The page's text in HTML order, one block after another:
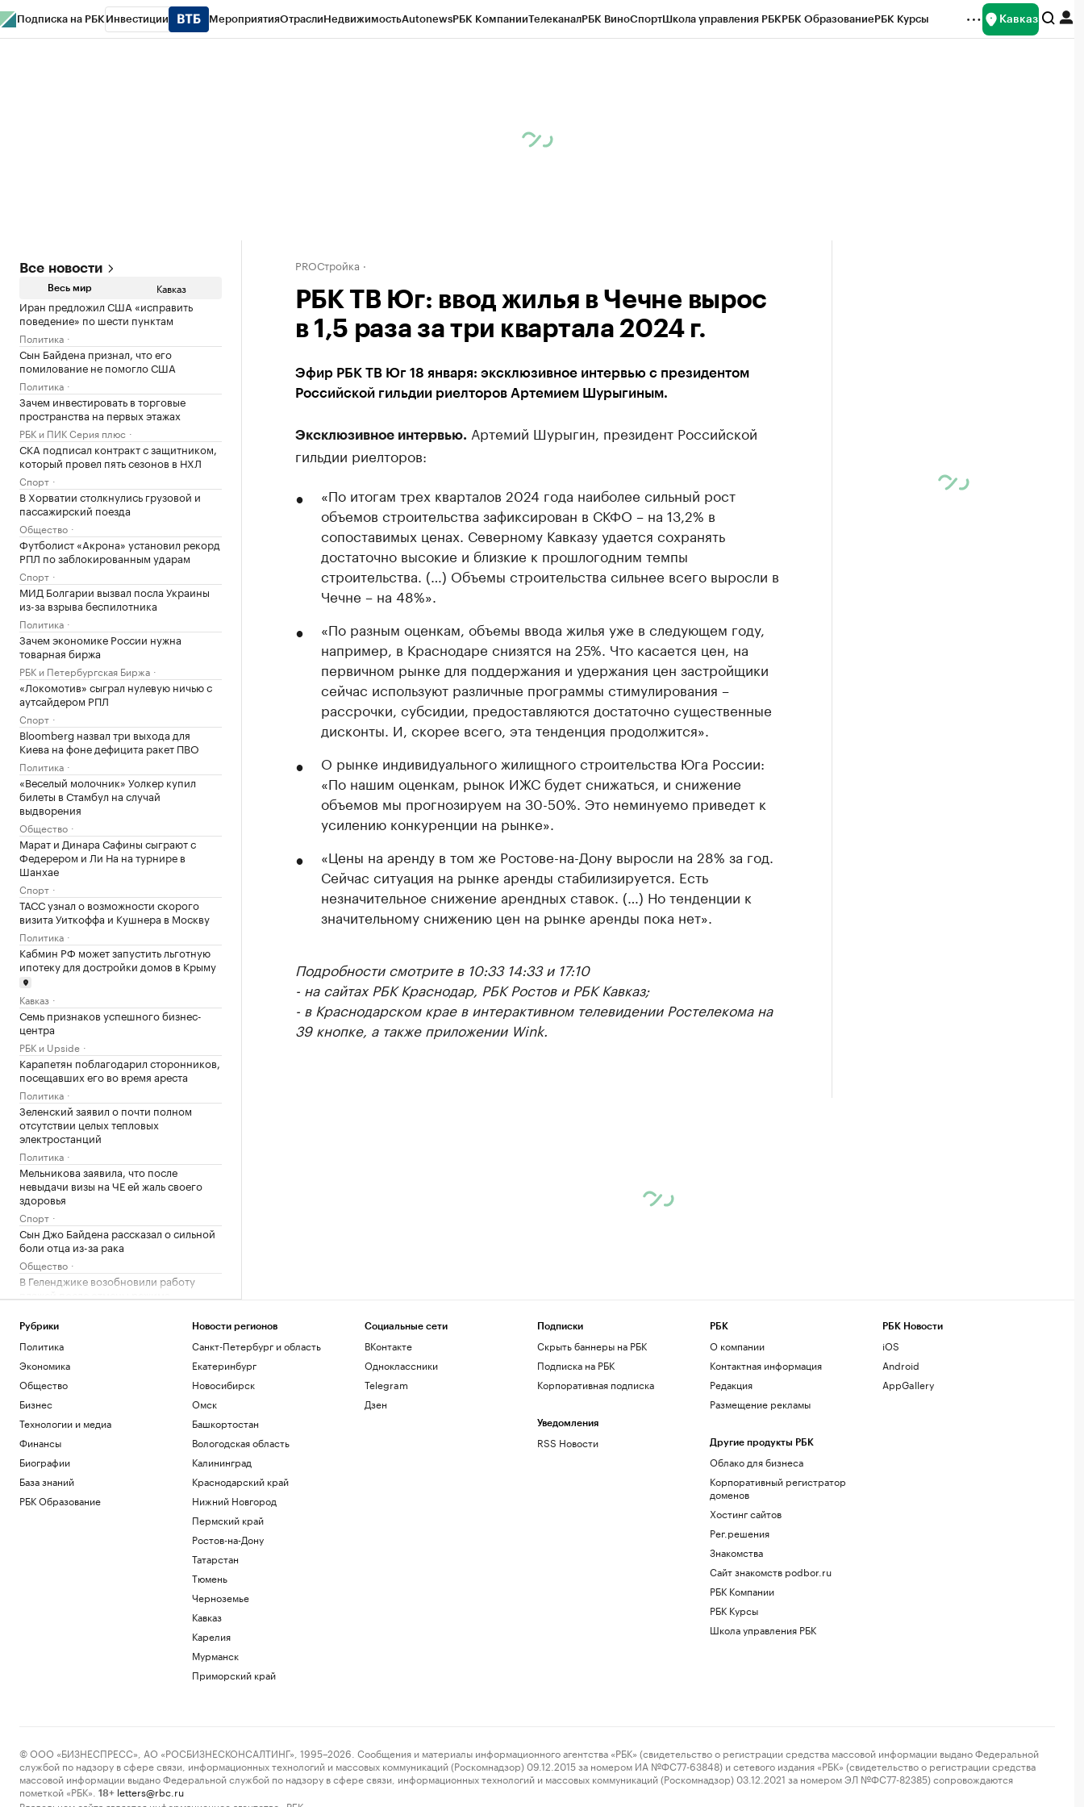
Подписка на РБК Инвестиции МероприятияОтраслиНедвижимостьAutonewsРБК КомпанииТелеканалРБК ВиноСпортШкола управления РБКРБК ОбразованиеРБК Курсы Кавказ
Все новости
Весь мир Кавказ
Иран предложил США «исправить
поведение» по шести пунктам
Политика
Сын Байдена признал, что его
помилование не помогло США
Политика
Зачем инвестировать в торговые
пространства на первых этажах
РБК и ПИК Серия плюс
СКА подписал контракт с защитником,
который провел пять сезонов в НХЛ
Спорт
В Хорватии столкнулись грузовой и
пассажирский поезда
Общество
Футболист «Акрона» установил рекорд
РПЛ по заблокированным ударам
Спорт
МИД Болгарии вызвал посла Украины
из-за взрыва беспилотника
Политика
Зачем экономике России нужна
товарная биржа
РБК и Петербургская Биржа
«Локомотив» сыграл нулевую ничью с
аутсайдером РПЛ
Спорт
Bloomberg назвал три выхода для
Киева на фоне дефицита ракет ПВО
Политика
«Веселый молочник» Уолкер купил
билеты в Стамбул на случай
выдворения
Общество
Марат и Динара Сафины сыграют с
Федерером и Ли На на турнире в
Шанхае
Спорт
ТАСС узнал о возможности скорого
визита Уиткоффа и Кушнера в Москву
Политика
Кабмин РФ может запустить льготную
ипотеку для достройки домов в Крыму
Кавказ
Семь признаков успешного бизнес-
центра
РБК и Upside
Карапетян поблагодарил сторонников,
посещавших его во время ареста
Политика
Зеленский заявил о почти полном
отсутствии целых тепловых
электростанций
Политика
Мельникова заявила, что после
невыдачи визы на ЧЕ ей жаль своего
здоровья
Спорт
Сын Джо Байдена рассказал о сильной
боли отца из-за рака
Общество
В Геленджике возобновили работу
пляжей после отмены режима
Общество
PROСтройка
РБК ТВ Юг: ввод жилья в Чечне вырос
в 1,5 раза за три квартала 2024 г.
Эфир РБК ТВ Юг 18 января: эксклюзивное интервью с президентом
Российской гильдии риелторов Артемием Шурыгиным.
Эксклюзивное интервью. Артемий Шурыгин, президент Российской
гильдии риелторов:
«По итогам трех кварталов 2024 года наиболее сильный рост
объемов строительства зафиксирован в СКФО – на 13,2% в
сопоставимых ценах. Северному Кавказу удается сохранять
достаточно высокие и близкие к прошлогодним темпы
строительства. (…) Объемы строительства сильнее всего выросли в
Чечне – на 48%».
«По разным оценкам, объемы ввода жилья уже в следующем году,
например, в Краснодаре снизятся на 25%. Что касается цен, на
первичном рынке для поддержания и удержания цен застройщики
сейчас используют различные программы стимулирования –
рассрочки, субсидии, предоставляются достаточно существенные
дисконты. И, скорее всего, эта тенденция продолжится».
О рынке индивидуального жилищного строительства Юга России:
«По нашим оценкам, рынок ИЖС будет снижаться, и снижение
объемов мы прогнозируем на 30-50%. Это неминуемо приведет к
усилению конкуренции на рынке».
«Цены на аренду в том же Ростове-на-Дону выросли на 28% за год.
Сейчас ситуация на рынке аренды стабилизируется. Есть
незначительное снижение арендных ставок. (…) Но тенденции к
значительному снижению цен на рынке аренды пока нет».
Подробности смотрите в 10:33 14:33 и 17:10
- на сайтах РБК Краснодар, РБК Ростов и РБК Кавказ;
- в Краснодарском крае в интерактивном телевидении Ростелекома на
39 кнопке, а также приложении Wink.
Рубрики
Политика
Экономика
Общество
Бизнес
Технологии и медиа
Финансы
Биографии
База знаний
РБК Образование
Новости регионов
Санкт-Петербург и область
Екатеринбург
Новосибирск
Омск
Башкортостан
Вологодская область
Калининград
Краснодарский край
Нижний Новгород
Пермский край
Ростов-на-Дону
Татарстан
Тюмень
Черноземье
Кавказ
Карелия
Мурманск
Приморский край
Социальные сети
ВКонтакте
Одноклассники
Telegram
Дзен
Подписки
Скрыть баннеры на РБК
Подписка на РБК
Корпоративная подписка
Уведомления
RSS Новости
РБК
О компании
Контактная информация
Редакция
Размещение рекламы
Другие продукты РБК
Облако для бизнеса
Корпоративный регистратор
доменов
Хостинг сайтов
Рег.решения
Знакомства
Сайт знакомств podbor.ru
РБК Компании
РБК Курсы
Школа управления РБК
РБК Новости
iOS
Android
AppGallery
© ООО «БИЗНЕСПРЕСС», АО «РОСБИЗНЕСКОНСАЛТИНГ», 1995–2026. Сообщения и материалы информационного агентства «РБК» (свидетельство о регистрации средства массовой информации выдано Федеральной
службой по надзору в сфере связи, информационных технологий и массовых коммуникаций (Роскомнадзор) 09.12.2015 за номером ИА №ФС77-63848) и сетевого издания «РБК» (свидетельство о регистрации средства
массовой информации выдано Федеральной службой по надзору в сфере связи, информационных технологий и массовых коммуникаций (Роскомнадзор) 03.12.2021 за номером ЭЛ №ФС77-82385) сопровождаются
пометкой «РБК».
18+ letters@rbc.ru